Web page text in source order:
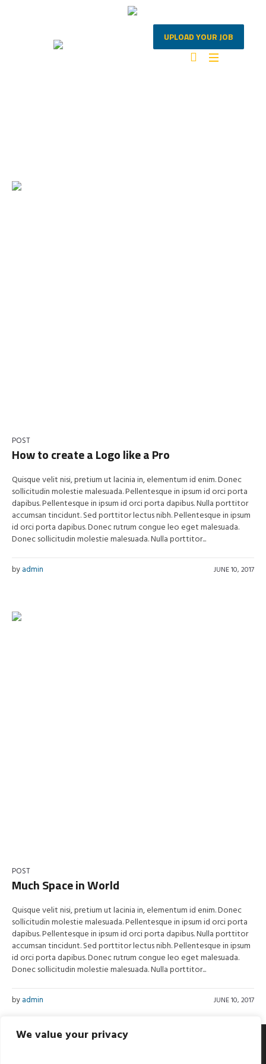
We value your privacy
UPLOAD YOUR JOB
POST
How to create a Logo like a Pro
Quisque velit nisi, pretium ut lacinia in, elementum id enim. Donec
sollicitudin molestie malesuada. Pellentesque in ipsum id orci porta
dapibus. Pellentesque in ipsum id orci porta dapibus. Nulla porttitor
accumsan tincidunt. Sed porttitor lectus nibh. Pellentesque in ipsum
id orci porta dapibus. Donec rutrum congue leo eget malesuada.
Donec sollicitudin molestie malesuada. Nulla porttitor...
JUNE 10, 2017
byadmin
POST
Much Space in World
Quisque velit nisi, pretium ut lacinia in, elementum id enim. Donec
sollicitudin molestie malesuada. Pellentesque in ipsum id orci porta
dapibus. Pellentesque in ipsum id orci porta dapibus. Nulla porttitor
accumsan tincidunt. Sed porttitor lectus nibh. Pellentesque in ipsum
id orci porta dapibus. Donec rutrum congue leo eget malesuada.
Donec sollicitudin molestie malesuada. Nulla porttitor...
JUNE 10, 2017
byadmin